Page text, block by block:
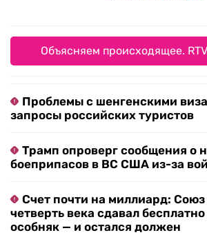
Объясняем происходящее.
Проблемы с шенгенскими
запросы российских туристов
Трамп опроверг сообщения о
боеприпасов в ВС США из-за
Счет почти на миллиард:
четверть века сдавал
особняк — и остался должен